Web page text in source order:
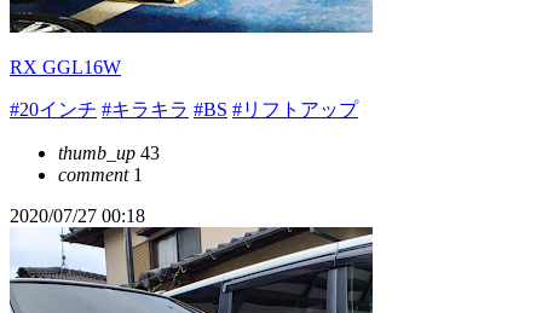
RX GGL16W
#20インチ #キラキラ #BS #リフトアップ
thumb_up 43
comment1
2020/07/27 00:18